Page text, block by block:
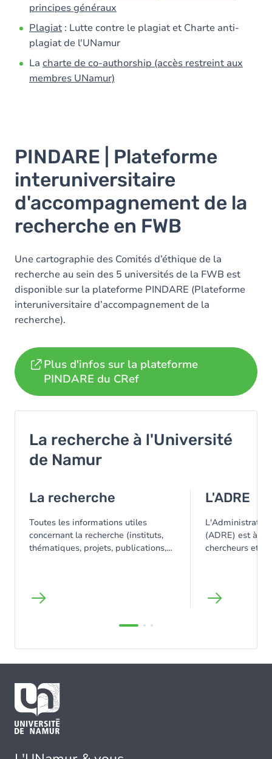
principes généraux
Plagiat : Lutte contre le plagiat et Charte anti-
plagiat de l'UNamur
La charte de co-authorship (accès restreint aux
membres UNamur)
PINDARE | Plateforme
interuniversitaire
d'accompagnement de la
recherche en FWB
Une cartographie des Comités d’éthique de la
recherche au sein des 5 universités de la FWB est
disponible sur la plateforme PINDARE (Plateforme
interuniversitaire d’accompagnement de la
recherche).
Plus d'infos sur la plateforme
PINDARE du CRef
La recherche à l'Université
de Namur
La recherche
Toutes les informations utiles
concernant la recherche (instituts,
thématiques, projets, publications,
L'ADRE
(ADRE) est à la
chercheurs et